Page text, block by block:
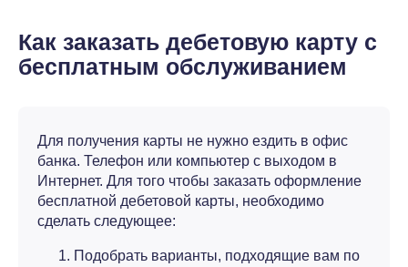
Как заказать дебетовую карту с
бесплатным обслуживанием
Для получения карты не нужно ездить в офис
банка. Телефон или компьютер с выходом в
Интернет. Для того чтобы заказать оформление
бесплатной дебетовой карты, необходимо
сделать следующее:
Подобрать варианты, подходящие вам по